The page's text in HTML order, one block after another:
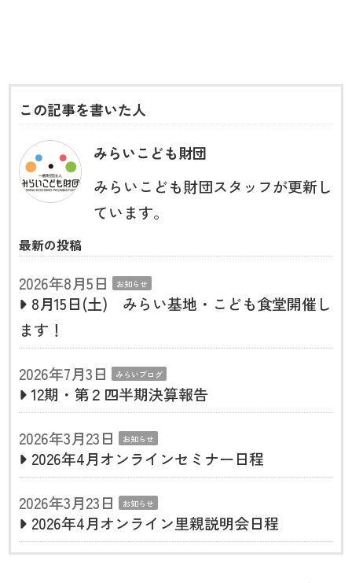
この記事を書いた人
みらいこども財団
みらいこども財団スタッフが更新し
ています。
最新の投稿
2026年8月5日 お知らせ
8月15日(土) みらい基地・こども食堂開催し
ます！
2026年7月3日
みらいブログ
12期・第２四半期決算報告
2026年3月23日
お知らせ
2026年4月オンラインセミナー日程
2026年3月23日
お知らせ
2026年4月オンライン里親説明会日程